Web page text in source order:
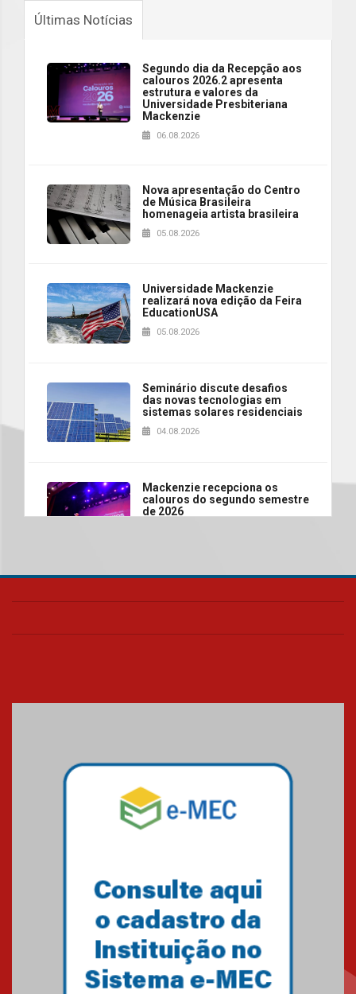
Últimas Notícias
Segundo dia da Recepção aos
calouros 2026.2 apresenta
estrutura e valores da
Universidade Presbiteriana
Mackenzie
06.08.2026
Nova apresentação do Centro
de Música Brasileira
homenageia artista brasileira
05.08.2026
Universidade Mackenzie
realizará nova edição da Feira
EducationUSA
05.08.2026
Seminário discute desafios
das novas tecnologias em
sistemas solares residenciais
04.08.2026
Mackenzie recepciona os
calouros do segundo semestre
de 2026
XIII Fórum de Aprendizagem
Transformadora reúne
docentes para debater
inovação e desafios da
Professora do Mackenzie é
finalista do Prêmio Jabuti com
obra sobre ética e arquitetura
contemporânea